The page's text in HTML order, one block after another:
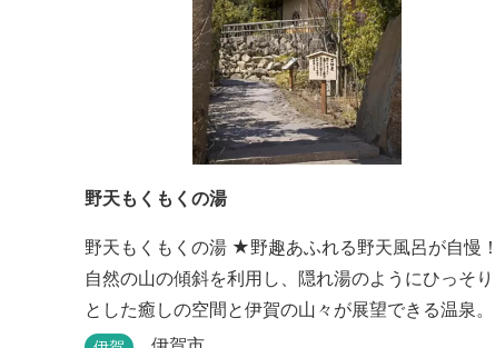
野天もくもくの湯
野天もくもくの湯 ★野趣あふれる野天風呂が自慢！
自然の山の傾斜を利用し、隠れ湯のようにひっそり
とした癒しの空間と伊賀の山々が展望できる温泉。
温泉浴を楽しみながら森林浴も楽しめます。一枚岩